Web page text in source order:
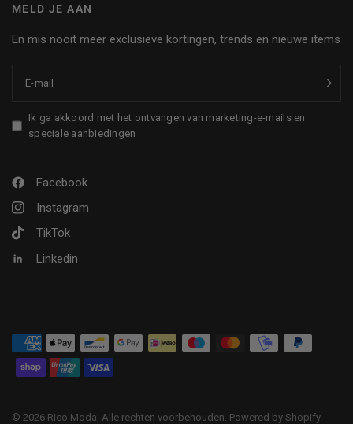
MELD JE AAN
En mis nooit meer exclusieve kortingen, trends en nieuwe items
E‑mail
Ik ga akkoord met het ontvangen van marketing-e-mails en
speciale aanbiedingen
Facebook
Instagram
TikTok
Linkedin
© 2026 Rico Moda, Alle rechten voorbehouden. Powered by Shopify